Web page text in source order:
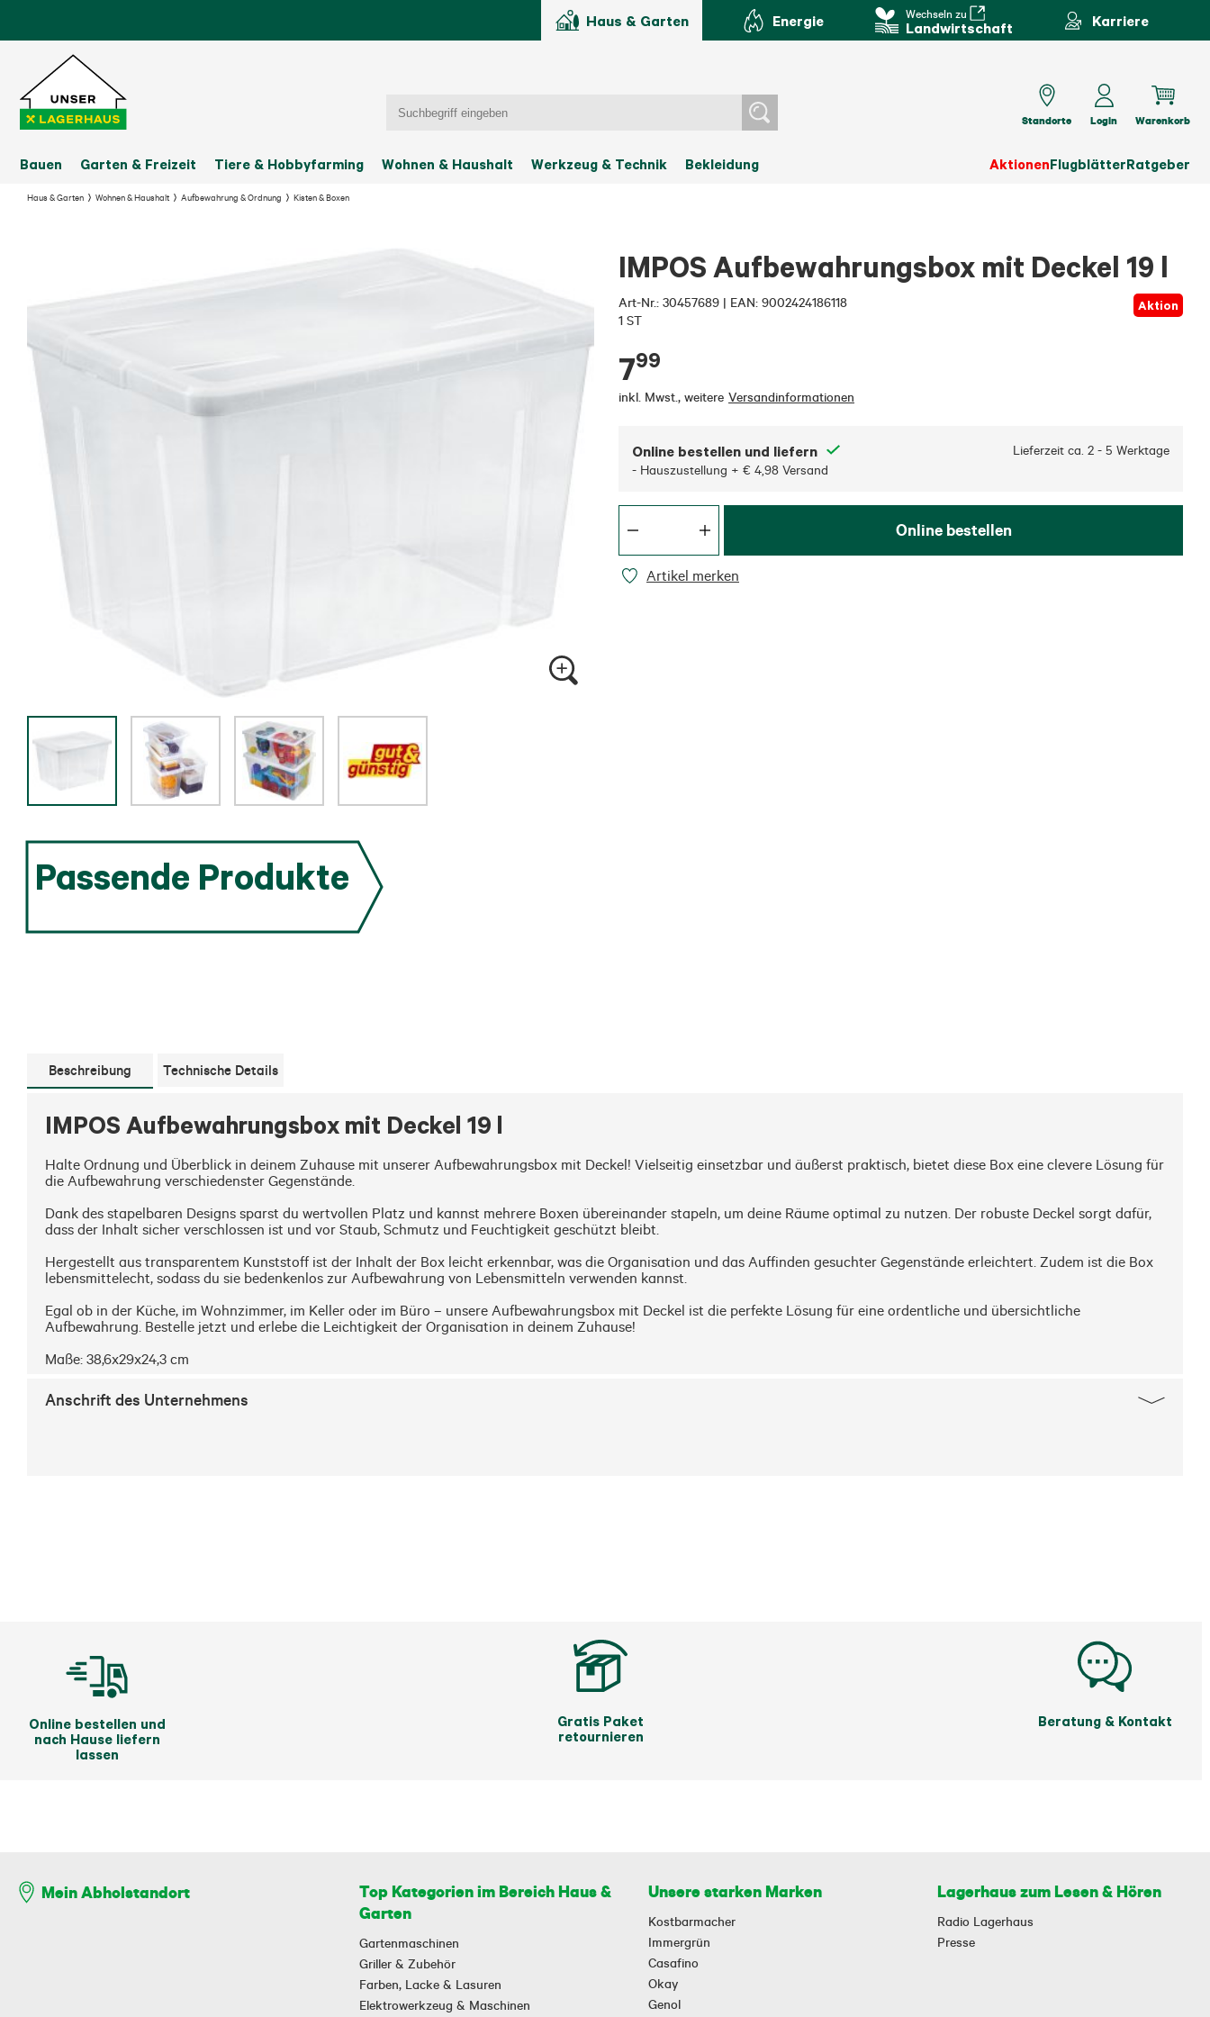
Haus & Garten Energie Wechseln zu
Landwirtschaft Karriere
Bauen Garten & Freizeit Tiere & Hobbyfarming Wohnen & Haushalt Werkzeug & Technik Bekleidung AktionenFlugblätterRatgeber
Standorte Login Warenkorb
Haus & Garten Wohnen & Haushalt Aufbewahrung & Ordnung Kisten & Boxen
IMPOS Aufbewahrungsbox mit Deckel 19 l
Art-Nr.: 30457689 | EAN: 9002424186118
1 ST
Aktion
799
inkl. Mwst., weitere Versandinformationen
Online bestellen und liefern Lieferzeit ca. 2 - 5 Werktage
- Hauszustellung + € 4,98 Versand
Online bestellen
Artikel merken
Passende Produkte
Beschreibung Technische Details
IMPOS Aufbewahrungsbox mit Deckel 19 l
Halte Ordnung und Überblick in deinem Zuhause mit unserer Aufbewahrungsbox mit Deckel! Vielseitig einsetzbar und äußerst praktisch, bietet diese Box eine clevere Lösung für
die Aufbewahrung verschiedenster Gegenstände.
Dank des stapelbaren Designs sparst du wertvollen Platz und kannst mehrere Boxen übereinander stapeln, um deine Räume optimal zu nutzen. Der robuste Deckel sorgt dafür,
dass der Inhalt sicher verschlossen ist und vor Staub, Schmutz und Feuchtigkeit geschützt bleibt.
Hergestellt aus transparentem Kunststoff ist der Inhalt der Box leicht erkennbar, was die Organisation und das Auffinden gesuchter Gegenstände erleichtert. Zudem ist die Box
lebensmittelecht, sodass du sie bedenkenlos zur Aufbewahrung von Lebensmitteln verwenden kannst.
Egal ob in der Küche, im Wohnzimmer, im Keller oder im Büro – unsere Aufbewahrungsbox mit Deckel ist die perfekte Lösung für eine ordentliche und übersichtliche
Aufbewahrung. Bestelle jetzt und erlebe die Leichtigkeit der Organisation in deinem Zuhause!
Maße: 38,6x29x24,3 cm
Anschrift des Unternehmens
Online bestellen und
nach Hause liefern
lassen
Gratis Paket
retournieren
Beratung & Kontakt
Mein Abholstandort
Top Kategorien im Bereich Haus &
Garten
Gartenmaschinen
Griller & Zubehör
Farben, Lacke & Lasuren
Elektrowerkzeug & Maschinen
Unsere starken Marken
Kostbarmacher
Immergrün
Casafino
Okay
Genol
Lagerhaus zum Lesen & Hören
Radio Lagerhaus
Presse